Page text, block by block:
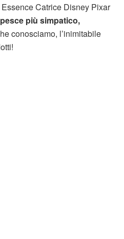
Catrice Disney Pixar
pesce più simpatico,
conosciamo, l’inimitabile